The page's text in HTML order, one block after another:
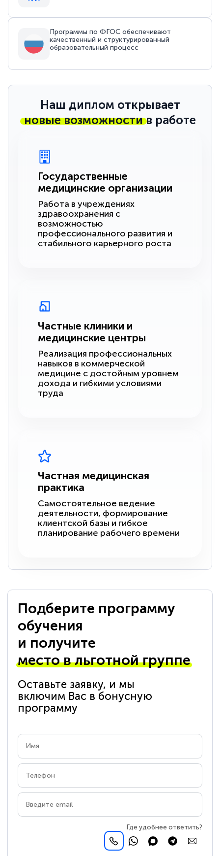
Программы по ФГОС обеспечивают
качественный и структурированный
образовательный процесс
Наш диплом открывает
новые возможностив работе
Государственные
медицинские организации
Работа в учреждениях
здравоохранения с
возможностью
профессионального развития и
стабильного карьерного роста
Частные клиники и
медицинские центры
Реализация профессиональных
навыков в коммерческой
медицине с достойным уровнем
дохода и гибкими условиями
труда
Частная медицинская
практика
Самостоятельное ведение
деятельности, формирование
клиентской базы и гибкое
планирование рабочего времени
Подберите программу
обучения
и получите
место в льготной группе
Оставьте заявку, и мы
включим Вас в бонусную
программу
Где удобнее ответить?